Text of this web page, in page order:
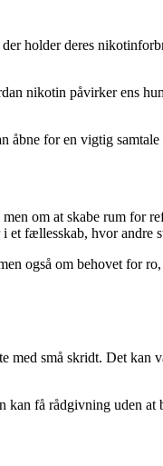
holder deres
nikotin påvirker ens
for en vigtig
om at skabe rum
et fællesskab, hvor andre
også om behovet for
små skridt. Det kan
få rådgivning uden